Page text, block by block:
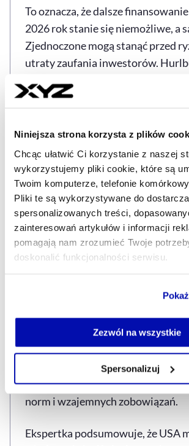
Niniejsza strona korzysta z plików
Chcąc ułatwić Ci korzystanie z naszej
wykorzystujemy pliki cookie, które są
Twoim komputerze, telefonie
Pliki te są wykorzystywane do
spersonalizowanych treści,
zainteresowań artykułów i informacji
pomagają nam zrozumieć Twoje
doskonalić funkcjonalności serwisu.
Jeżeli nie wyrażasz zgody na
możesz łatwo zarządzać swoimi
własnej przeglądarce internetowej lub
naszejPolityce Prywatności.
Zezwól na wszystkie
Spersonalizuj
To oznacza, że dalsze
2026 rok stanie się niemożliwe, a
Zjednoczone mogą stanąć przed
utraty zaufania inwestorów.
wskazuje, że zdolność USA do
przekonania rynków o stabilności
dolara i pozycji globalnej Ameryki.
Według niej, jeśli administracja
poradzi sobie z tym wyzwaniem,
możliwość argumentowania, że
potrzebuje USA, a nie odwrotnie.
Zmiany
będzie powrotu do warunków
sprzed kwietnia. Trzy decyzje
Trumpa – dotyczące ceł, organizacji
międzynarodowych i limitu
wyznaczyć nowy kierunek, który
odejście od dotychczasowego
norm i wzajemnych zobowiązań.
Ekspertka podsumowuje, że USA